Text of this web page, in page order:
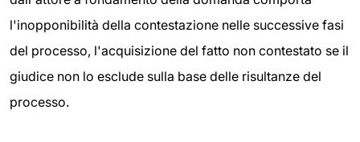
l'inopponibilità della contestazione nelle successive fasi
del processo, l'acquisizione del fatto non contestato se il
giudice non lo esclude sulla base delle risultanze del
processo.